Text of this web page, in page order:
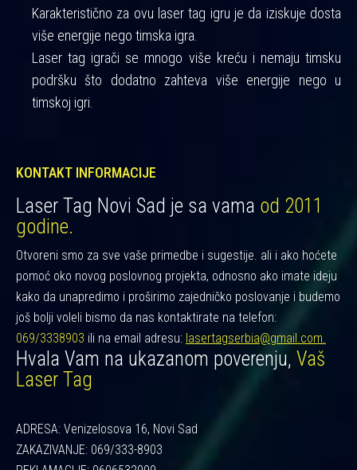
Karakteristično za ovu laser tag igru je da iziskuje dosta
više energije nego timska igra.
Laser tag igrači se mnogo više kreću i nemaju timsku
podršku što dodatno zahteva više energije nego u
timskoj igri.
KONTAKT INFORMACIJE
Laser Tag Novi Sad je sa vama od 2011
godine.
Otvoreni smo za sve vaše primedbe i sugestije. ali i ako hoćete
pomoć oko novog poslovnog projekta, odnosno ako imate ideju
kako da unapredimo i proširimo zajedničko poslovanje i budemo
još bolji voleli bismo da nas kontaktirate na telefon:
069/3338903 ili na email adresu: lasertagserbia@gmail.com.
Hvala Vam na ukazanom poverenju, Vaš
Laser Tag
ADRESA: Venizelosova 16, Novi Sad
ZAKAZIVANJE: 069/333-8903